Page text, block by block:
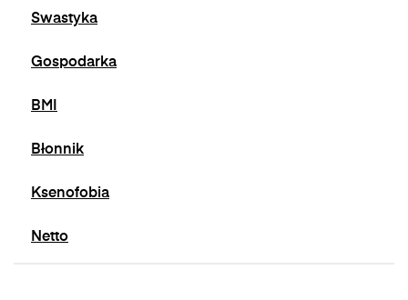
Swastyka
Gospodarka
BMI
Błonnik
Ksenofobia
Netto